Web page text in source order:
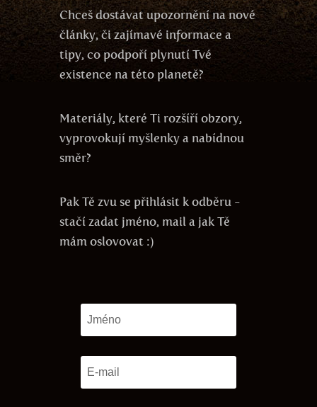
Chceš dostávat upozornění na nové
články, či zajímavé informace a
tipy, co podpoří plynutí Tvé
existence na této planetě?
Materiály, které Ti rozšíří obzory,
vyprovokují myšlenky a nabídnou
směr?
Pak Tě zvu se přihlásit k odběru -
stačí zadat jméno, mail a jak Tě
mám oslovovat :)